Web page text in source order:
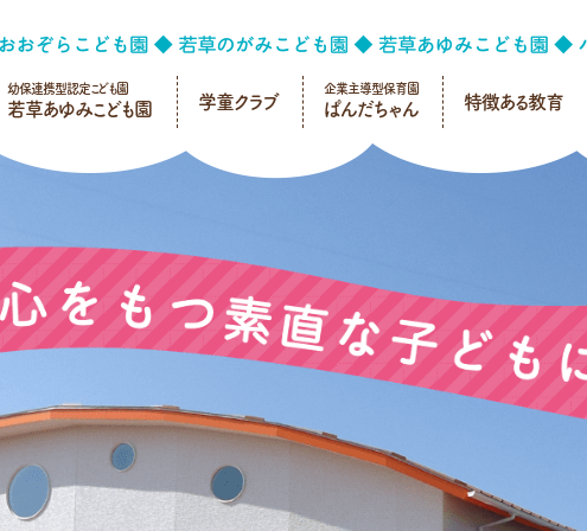
幼保連携型認定こども園
若草あゆみこども園 学童クラブ
企業主導型保育園
ぱんだちゃん 特徴ある教育